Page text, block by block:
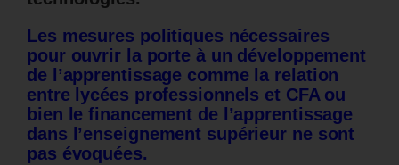
Les mesures politiques nécessaires
pour ouvrir la porte à un développement
de l’apprentissage comme la relation
entre lycées professionnels et CFA ou
bien le financement de l’apprentissage
dans l’enseignement supérieur ne sont
pas évoquées.